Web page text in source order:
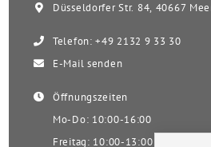
Düsseldorfer Str. 84, 40667
Telefon: +49 2132 9 33 30
E-Mail senden
Öffnungszeiten
Mo-Do: 10:00-16:00
Freitag: 10:00-13:00